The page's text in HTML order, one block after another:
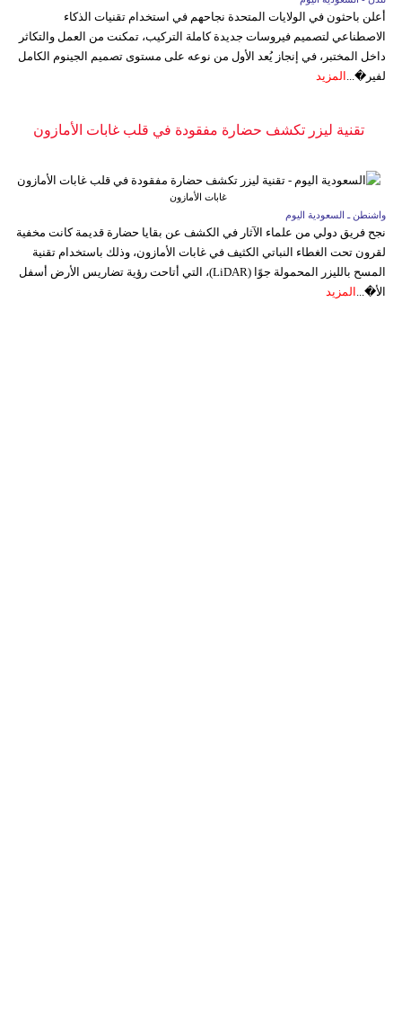
أعلن باحثون في الولايات المتحدة نجاحهم في استخدام تقنيات الذكاء
الاصطناعي لتصميم فيروسات جديدة كاملة التركيب، تمكنت من العمل والتكاثر
داخل المختبر، في إنجاز يُعد الأول من نوعه على مستوى تصميم الجينوم الكامل
لفير�... المزيد
تقنية ليزر تكشف حضارة مفقودة في قلب غابات الأمازون
غابات الأمازون
واشنطن ـ السعودية اليوم
نجح فريق دولي من علماء الآثار في الكشف عن بقايا حضارة قديمة كانت مخفية
لقرون تحت الغطاء النباتي الكثيف في غابات الأمازون، وذلك باستخدام تقنية
المسح بالليزر المحمولة جوًا (LiDAR)، التي أتاحت رؤية تضاريس الأرض أسفل
الأ�... المزيد